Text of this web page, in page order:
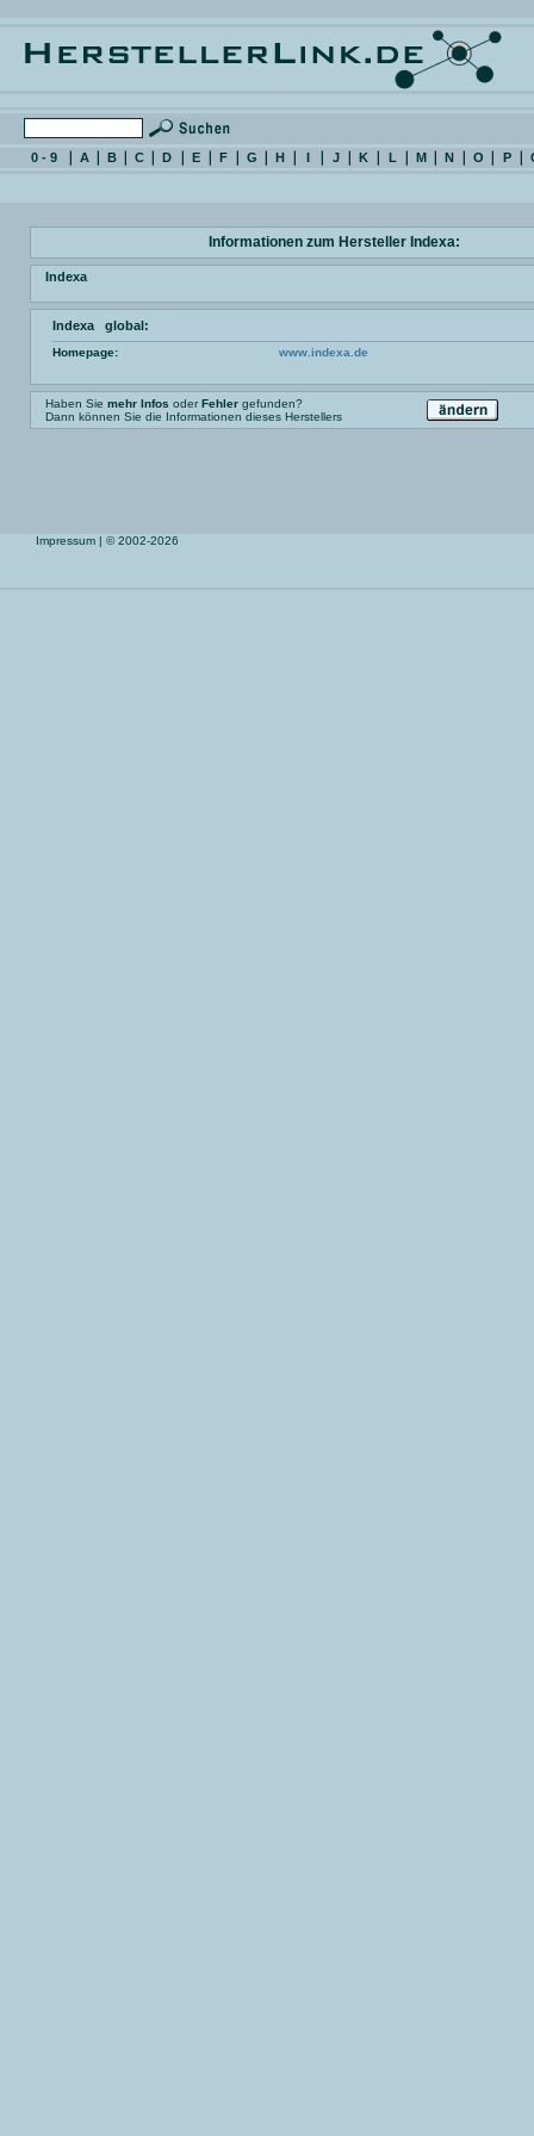
0 - 9 A B C D E F G H I J K L M N O P
Informationen zum Hersteller Indexa:
Indexa
Indexa global:
Homepage: www.indexa.de
Haben Sie mehr Infos oderFehler gefunden?
Dann können Sie die Informationen dieses Herstellers
Impressum | © 2002-2026